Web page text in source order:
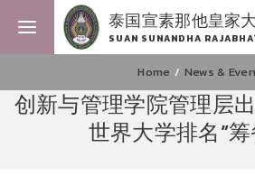
泰国宣素那他皇家
SUAN SUNANDHA
Home News &
创新与管理学院管理层
世界大学排名”